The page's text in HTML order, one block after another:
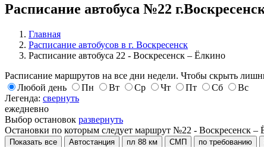
Расписание автобуса №22
Главная
Расписание автобусов в г. Воскресенск
Расписание автобуса 22 - Воскресенск – Ёлкино
Расписание маршрутов на все дни недели. Чтобы скрыть
Любой день
Пн Вт Ср Чт Пт Сб
Вс
Легенда: свернуть
ежедневно
Выбор остановок развернуть
Остановки по которым следует маршрут №22 - Воскресенск –
Показать все
Автостанция пл 88 км СМП по требованию